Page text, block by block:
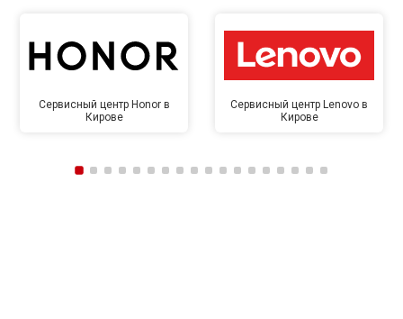
Сервисный центр Honor в
Кирове
Сервисный центр Lenovo в
Кирове